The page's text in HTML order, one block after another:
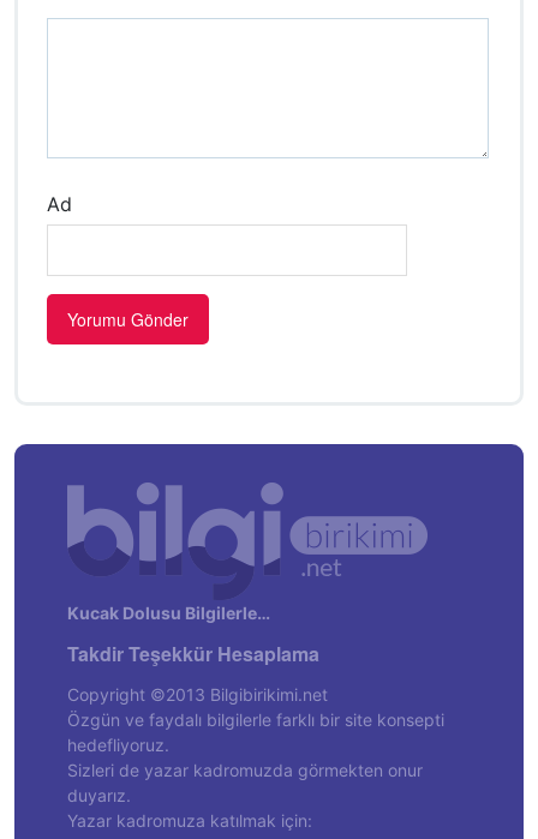
Ad
Kucak Dolusu Bilgilerle…
Takdir Teşekkür Hesaplama
Copyright ©2013 Bilgibirikimi.net
Özgün ve faydalı bilgilerle farklı bir site konsepti
hedefliyoruz.
Sizleri de yazar kadromuzda görmekten onur
duyarız.
Yazar kadromuza katılmak için: